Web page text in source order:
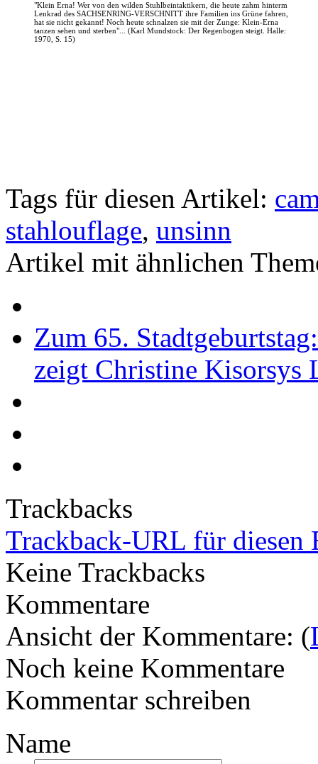
"Klein Erna! Wer von den wilden Stuhlbeintaktikern, die heute zahm hinterm
Lenkrad des SACHSENRING-VERSCHNITT ihre Familien ins Grüne fahren,
hat sie nicht gekannt! Noch heute schnalzen sie mit der Zunge: Klein-Erna
tanzen sehen und sterben"... (Karl Mundstock: Der Regenbogen steigt. Halle:
1970, S. 15)
Tags für diesen Artikel:
stahlouflage, unsinn
Artikel mit ähnlichen
Zum 65.
zeigt Christine Kisorsys
Trackbacks
Trackback-URL für diesen
Keine Trackbacks
Kommentare
Ansicht der Kommentare: (
Noch keine Kommentare
Kommentar schreiben
Name